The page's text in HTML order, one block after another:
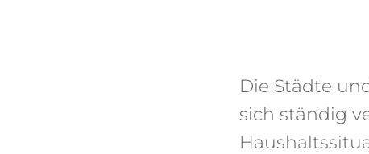
Die Städte
sich ständig